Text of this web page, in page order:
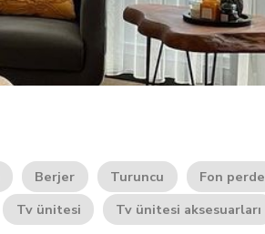
Berjer Turuncu Fon perde
Tv ünitesi Tv ünitesi aksesuarları